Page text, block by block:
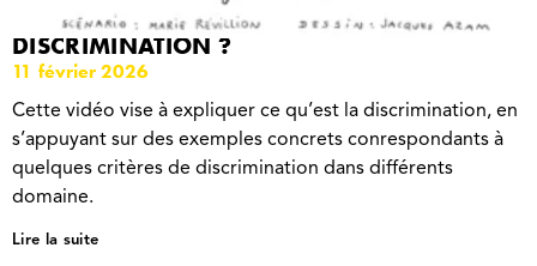
1 JOUR 1 QUESTION : C’EST QUOI LA
DISCRIMINATION ?
11 février 2026
Cette vidéo vise à expliquer ce qu’est la discrimination, en
s’appuyant sur des exemples concrets conrespondants à
quelques critères de discrimination dans différents
domaine.
Lire la suite